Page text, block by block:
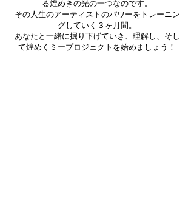
る煌めきの光の一つなのです。
その人生のアーティストのパワーをトレーニン
グしていく３ヶ月間。
あなたと一緒に掘り下げていき、理解し、そし
て煌めくミープロジェクトを始めましょう！